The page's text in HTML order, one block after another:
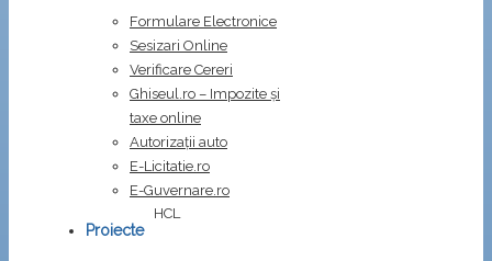
HCL
nr.
37
din
26.06.2025
Semn
de
carte.
HCL
Formulare Electronice
Sesizari Online
Verificare Cereri
Ghiseul.ro – Impozite şi
taxe online
Autorizații auto
E-Licitatie.ro
E-Guvernare.ro
Proiecte